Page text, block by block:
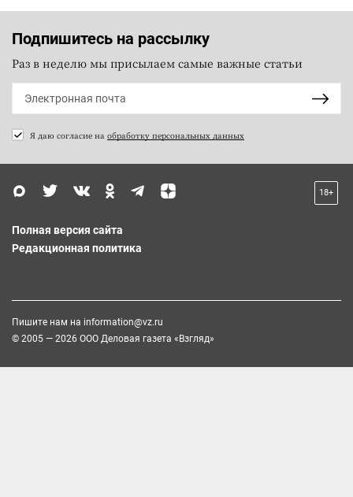
Подпишитесь на рассылку
Раз в неделю мы присылаем самые важные статьи
Я даю согласие на обработку персональных данных
18+
Полная версия сайта
Редакционная политика
Пишите нам на information@vz.ru
© 2005 — 2026 ООО Деловая газета «Взгляд»